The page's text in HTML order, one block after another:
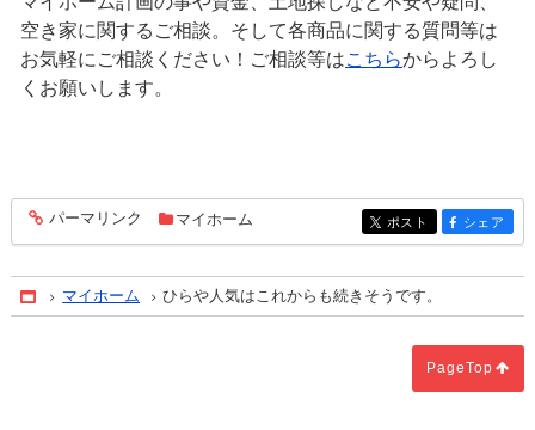
空き家に関するご相談。そして各商品に関する質問等は
お気軽にご相談ください！ご相談等はこちらからよろし
くお願いします。
entry1587
パーマリンク マイホーム entry1587
ポスト entry1587
シェア
Home
マイホーム ひらや人気はこれからも続きそうです。
PageTop